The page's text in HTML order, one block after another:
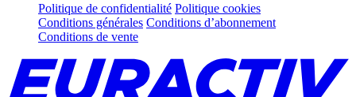
Politique de confidentialité Politique cookies
Conditions générales Conditions d’abonnement
Conditions de vente